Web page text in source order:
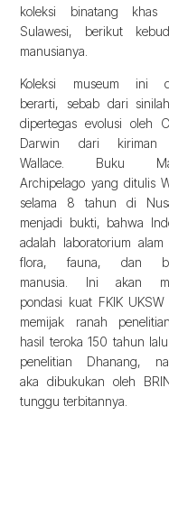
koleksi binatang khas
Sulawesi, berikut
manusianya.
Koleksi museum ini
berarti, sebab dari
dipertegas evolusi oleh
Darwin dari kiriman
Wallace. Buku
Archipelago yang ditulis
selama 8 tahun di
menjadi bukti, bahwa
adalah laboratorium
flora, fauna, dan
manusia. Ini akan
pondasi kuat FKIK
memijak ranah
hasil teroka 150 tahun
penelitian Dhanang,
aka dibukukan oleh
tunggu terbitannya.